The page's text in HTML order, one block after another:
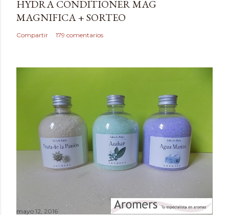
u
n
c
o
HYDRA CONDITIONER MAG
MAGNIFICA + SORTEO
Compartir 179 comentarios
mayo 12, 2016